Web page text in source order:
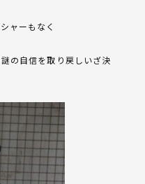
ャーもなく
の自信を取り戻しいざ決